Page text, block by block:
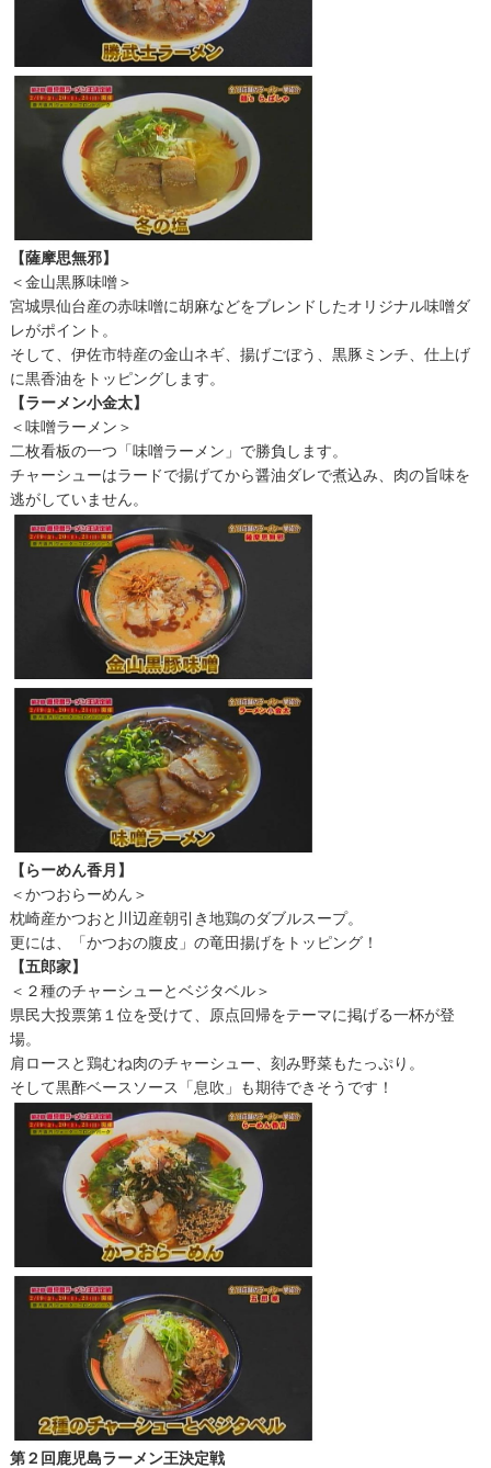
【薩摩思無邪】
＜金山黒豚味噌＞
宮城県仙台産の赤味噌に胡麻などをブレンドしたオリジナル味噌ダ
レがポイント。
そして、伊佐市特産の金山ネギ、揚げごぼう、黒豚ミンチ、仕上げ
に黒香油をトッピングします。
【ラーメン小金太】
＜味噌ラーメン＞
二枚看板の一つ「味噌ラーメン」で勝負します。
チャーシューはラードで揚げてから醤油ダレで煮込み、肉の旨味を
逃がしていません。
【らーめん香月】
＜かつおらーめん＞
枕崎産かつおと川辺産朝引き地鶏のダブルスープ。
更には、「かつおの腹皮」の竜田揚げをトッピング！
【五郎家】
＜２種のチャーシューとベジタベル＞
県民大投票第１位を受けて、原点回帰をテーマに掲げる一杯が登
場。
肩ロースと鶏むね肉のチャーシュー、刻み野菜もたっぷり。
そして黒酢ベースソース「息吹」も期待できそうです！
第２回鹿児島ラーメン王決定戦